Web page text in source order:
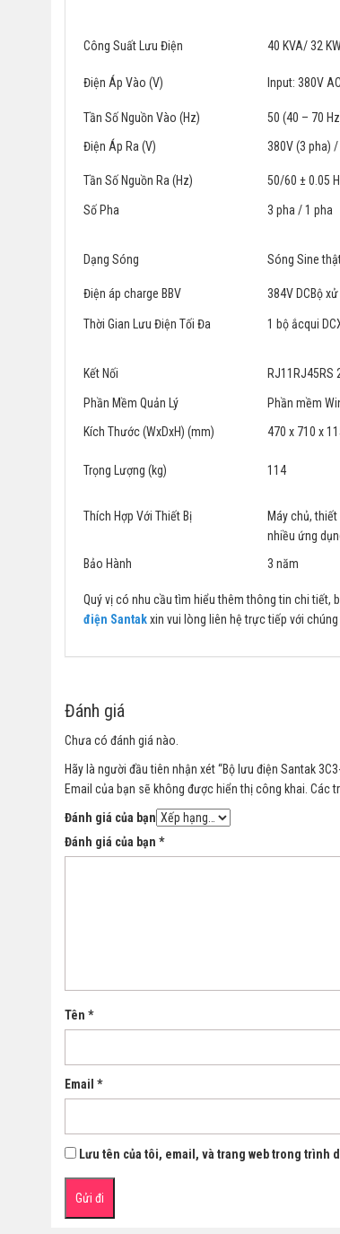
Công Suất Lưu Điện 40 KVA/ 32
Điện Áp Vào (V) Input: 380V
Tần Số Nguồn Vào (Hz)
50 (40 – 70
Điện Áp Ra (V)
380V (3 pha)
Tần Số Nguồn Ra (Hz) 50/60 ± 0.05
Số Pha 3 pha / 1 pha
Dạng Sóng Sóng Sine
Điện áp charge BBV 384V DCBộ
Thời Gian Lưu Điện Tối Đa 1 bộ ắcqui
Kết Nối RJ11RJ45RS
Phần Mềm Quản Lý
Phần mềm
Kích Thước (WxDxH) (mm)
470 x 710 x
Trọng Lượng (kg) 114
Thích Hợp Với Thiết Bị
Máy chủ,
nhiều ứng
Bảo Hành
3 năm
Quý vị có nhu cầu tìm hiểu thêm thông tin chi tiết,
điện Santakxin vui lòng liên hệ trực tiếp với
Đánh giá
Chưa có đánh giá nào.
Hãy là người đầu tiên nhận xét “Bộ lưu điện Santak
Email của bạn sẽ không được hiển thị công khai. Các
Đánh giá của bạn
Đánh giá của bạn *
Tên *
Email *
Lưu tên của tôi, email, và trang web trong trình